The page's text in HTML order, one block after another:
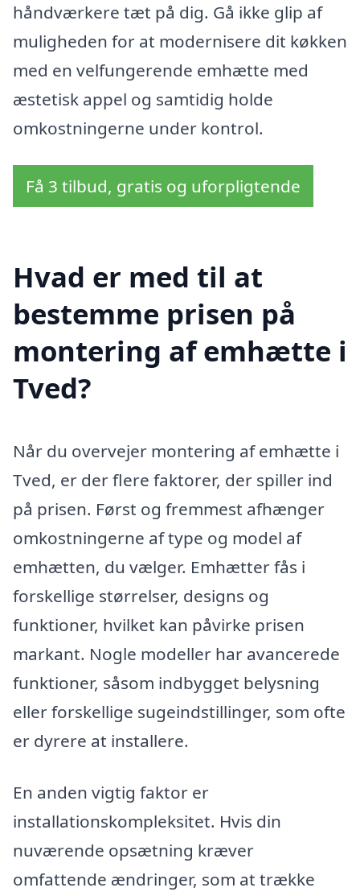
håndværkere tæt på dig. Gå ikke glip af
muligheden for at modernisere dit køkken
med en velfungerende emhætte med
æstetisk appel og samtidig holde
omkostningerne under kontrol.
Få 3 tilbud, gratis og uforpligtende
Hvad er med til at
bestemme prisen på
montering af emhætte i
Tved?
Når du overvejer montering af emhætte i
Tved, er der flere faktorer, der spiller ind
på prisen. Først og fremmest afhænger
omkostningerne af type og model af
emhætten, du vælger. Emhætter fås i
forskellige størrelser, designs og
funktioner, hvilket kan påvirke prisen
markant. Nogle modeller har avancerede
funktioner, såsom indbygget belysning
eller forskellige sugeindstillinger, som ofte
er dyrere at installere.
En anden vigtig faktor er
installationskompleksitet. Hvis din
nuværende opsætning kræver
omfattende ændringer, som at trække